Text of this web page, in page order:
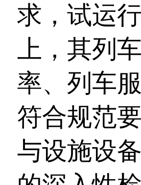
求，试运
上，其列
率、列车
符合规范
与设施设